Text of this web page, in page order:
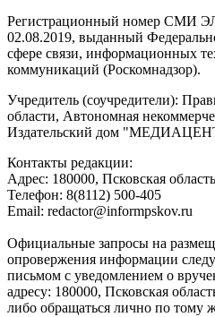
Регистрационный номер СМИ
02.08.2019, выданный
сфере связи, информационных
коммуникаций (Роскомнадзор).
Учредитель (соучредители):
области, Автономная
Издательский дом
Контакты редакции:
Адреc: 180000, Псковская
Телефон: 8(8112) 500-405
Email: redactor@informpskov.ru
Официальные запросы на
опровержения информации
письмом с уведомлением о
адресу: 180000, Псковская
либо обращаться лично по тому